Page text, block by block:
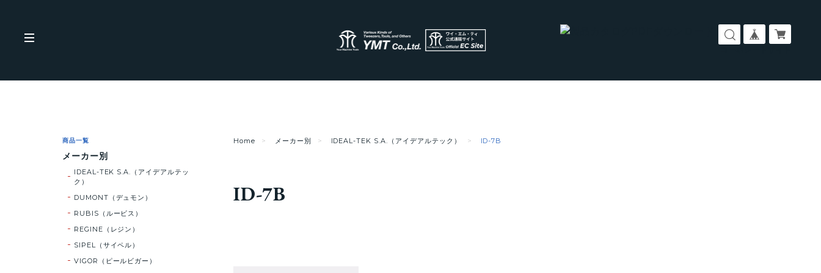
Home メーカー別 IDEAL-TEK S.A.（アイデアルテック） ID-7B
ID-7B
商品一覧
メーカー別
IDEAL-TEK S.A.（アイデアルテッ
ク）
DUMONT（デュモン）
RUBIS（ルービス）
REGINE（レジン）
SIPEL（サイペル）
VIGOR（ピールビガー）